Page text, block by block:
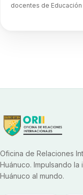
docentes de Educación
Oficina de Relaciones
Huánuco. Impulsando
Huánuco al mundo.